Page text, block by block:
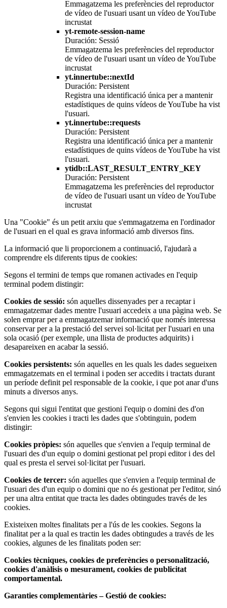
Emmagatzema les preferències del reproductor
de vídeo de l'usuari usant un vídeo de YouTube
incrustat
yt-remote-session-name
Duración: Sessió
Emmagatzema les preferències del reproductor
de vídeo de l'usuari usant un vídeo de YouTube
incrustat
yt.innertube::nextId
Duración: Persistent
Registra una identificació única per a mantenir
estadístiques de quins vídeos de YouTube ha vist
l'usuari.
yt.innertube::requests
Duración: Persistent
Registra una identificació única per a mantenir
estadístiques de quins vídeos de YouTube ha vist
l'usuari.
ytidb::LAST_RESULT_ENTRY_KEY
Duración: Persistent
Emmagatzema les preferències del reproductor
de vídeo de l'usuari usant un vídeo de YouTube
incrustat
Una "Cookie" és un petit arxiu que s'emmagatzema en l'ordinador
de l'usuari en el qual es grava informació amb diversos fins.
La informació que li proporcionem a continuació, l'ajudarà a
comprendre els diferents tipus de cookies:
Segons el termini de temps que romanen activades en l'equip
terminal podem distingir:
Cookies de sessió: són aquelles dissenyades per a recaptar i
emmagatzemar dades mentre l'usuari accedeix a una pàgina web. Se
solen emprar per a emmagatzemar informació que només interessa
conservar per a la prestació del servei sol·licitat per l'usuari en una
sola ocasió (per exemple, una llista de productes adquirits) i
desapareixen en acabar la sessió.
Cookies persistents: són aquelles en les quals les dades segueixen
emmagatzemats en el terminal i poden ser accedits i tractats durant
un període definit pel responsable de la cookie, i que pot anar d'uns
minuts a diversos anys.
Segons qui sigui l'entitat que gestioni l'equip o domini des d'on
s'envien les cookies i tracti les dades que s'obtinguin, podem
distingir:
Cookies pròpies: són aquelles que s'envien a l'equip terminal de
l'usuari des d'un equip o domini gestionat pel propi editor i des del
qual es presta el servei sol·licitat per l'usuari.
Cookies de tercer: són aquelles que s'envien a l'equip terminal de
l'usuari des d'un equip o domini que no és gestionat per l'editor, sinó
per una altra entitat que tracta les dades obtingudes través de les
cookies.
Existeixen moltes finalitats per a l'ús de les cookies. Segons la
finalitat per a la qual es tractin les dades obtingudes a través de les
cookies, algunes de les finalitats poden ser:
Cookies tècniques, cookies de preferències o personalització,
cookies d'anàlisis o mesurament, cookies de publicitat
comportamental.
Garanties complementàries – Gestió de cookies: